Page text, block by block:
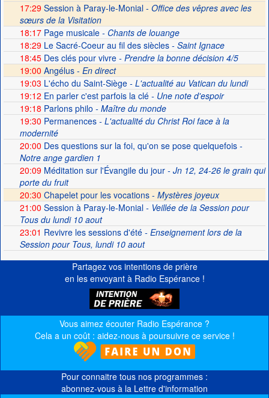
17:29 Session à Paray-le-Monial - Office des vêpres avec les
sœurs de la Visitation
18:17Page musicale- Chants de louange
18:29Le Sacré-Coeur au fil des siècles- Saint Ignace
18:45Des clés pour vivre- Prendre la bonne décision 4/5
19:00 Angélus - En direct
19:03 L'écho du Saint-Siège- L'actualité au Vatican du lundi
19:12 En parler c'est parfois la clé- Une note d'espoir
19:18 Parlons philo - Maître du monde
19:30 Permanences- L'actualité du Christ Roi face à la
modernité
20:00 Des questions sur la foi, qu'on se pose quelquefois-
Notre ange gardien 1
20:09Méditation sur l'Évangile du jour- Jn 12, 24-26 le grain qui
porte du fruit
20:30 Chapelet pour les vocations - Mystères joyeux
21:00 Session à Paray-le-Monial- Veillée de la Session pour
Tous du lundi 10 aout
23:01 Revivre les sessions d'été- Enseignement lors de la
Session pour Tous, lundi 10 aout
Partagez vos intentions de prière
en les envoyant à Radio Espérance !
Vous aimez écouter Radio Espérance ?
Cela a un coût : aidez-nous à poursuivre ce service !
Pour connaitre tous nos programmes :
abonnez-vous à la Lettre d'information